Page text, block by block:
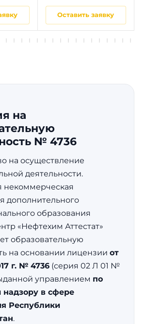
Оставить заявку
на
№ 4736
на осуществление
деятельности.
некоммерческая
дополнительного
образования
«Нефтехим Аттестат»
образовательную
на основании лицензии от
г. № 4736 (серия 02 Л 01 №
управлением по
надзору в сфере
Республики
.